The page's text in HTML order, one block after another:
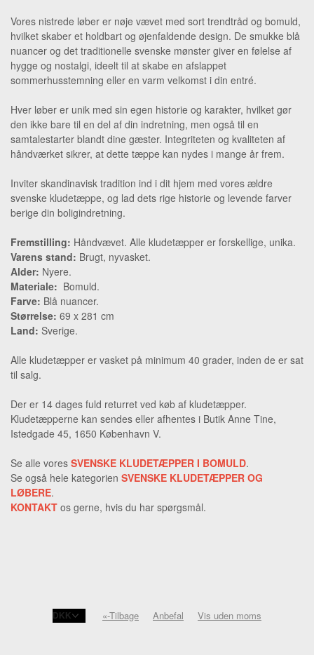
Vores nistrede løber er nøje vævet med sort trendtråd og bomuld,
hvilket skaber et holdbart og øjenfaldende design. De smukke blå
nuancer og det traditionelle svenske mønster giver en følelse af
hygge og nostalgi, ideelt til at skabe en afslappet
sommerhusstemning eller en varm velkomst i din entré.
Hver løber er unik med sin egen historie og karakter, hvilket gør
den ikke bare til en del af din indretning, men også til en
samtalestarter blandt dine gæster. Integriteten og kvaliteten af
håndværket sikrer, at dette tæppe kan nydes i mange år frem.
Inviter skandinavisk tradition ind i dit hjem med vores ældre
svenske kludetæppe, og lad dets rige historie og levende farver
berige din boligindretning.
Fremstilling: Håndvævet. Alle kludetæpper er forskellige, unika.
Varens stand: Brugt, nyvasket.
Alder: Nyere.
Materiale: Bomuld.
Farve: Blå nuancer.
Størrelse: 69 x 281 cm
Land: Sverige.
Alle kludetæpper er vasket på minimum 40 grader, inden de er sat
til salg.
Der er 14 dages fuld returret ved køb af kludetæpper.
Kludetæpperne kan sendes eller afhentes i Butik Anne Tine,
Istedgade 45, 1650 København V.
Se alle vores SVENSKE KLUDETÆPPER I BOMULD.
Se også hele kategorien SVENSKE KLUDETÆPPER OG
LØBERE.
KONTAKT os gerne, hvis du har spørgsmål.
«-Tilbage Anbefal Vis uden moms